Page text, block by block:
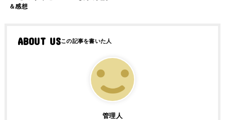
＆感想
ABOUT US
管理人